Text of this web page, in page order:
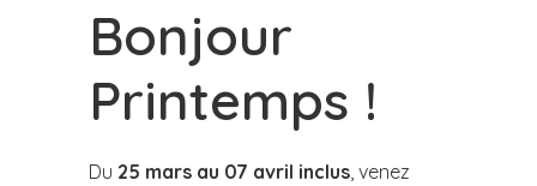
Bonjour
Printemps !
Du 25 mars au 07 avril inclus, venez